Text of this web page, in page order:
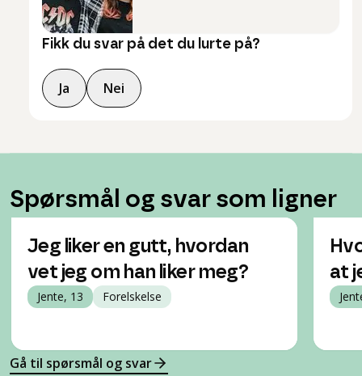
Fikk du svar på det du lurte på?
Ja Nei
Spørsmål og svar som ligner
Jeg liker en gutt, hvordan
vet jeg om han liker meg?
Jente, 13 Forelskelse
at
Gå til spørsmål og svar